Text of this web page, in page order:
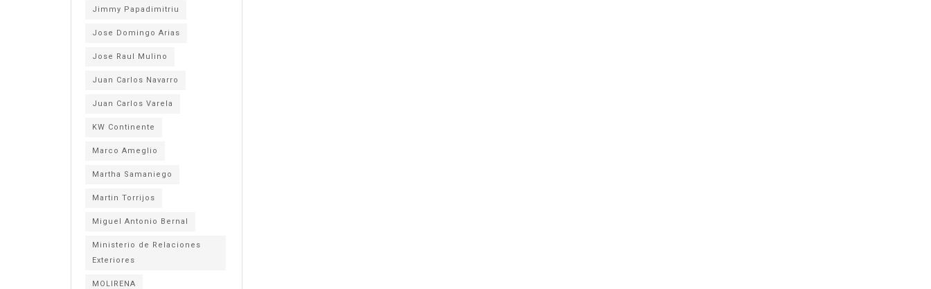
Jimmy Papadimitriu
Jose Domingo Arias
Jose Raul Mulino
Juan Carlos Navarro
Juan Carlos Varela
KW Continente
Marco Ameglio
Martha Samaniego
Martin Torrijos
Miguel Antonio Bernal
Ministerio de Relaciones
Exteriores
MOLIRENA